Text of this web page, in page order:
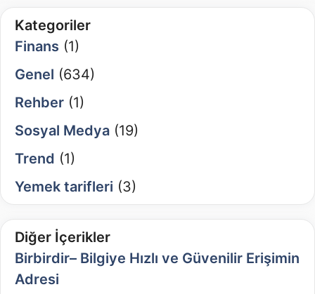
Kategoriler
Finans (1)
Genel (634)
Rehber (1)
Sosyal Medya (19)
Trend (1)
Yemek tarifleri (3)
Diğer İçerikler
Birbirdir– Bilgiye Hızlı ve Güvenilir Erişimin
Adresi